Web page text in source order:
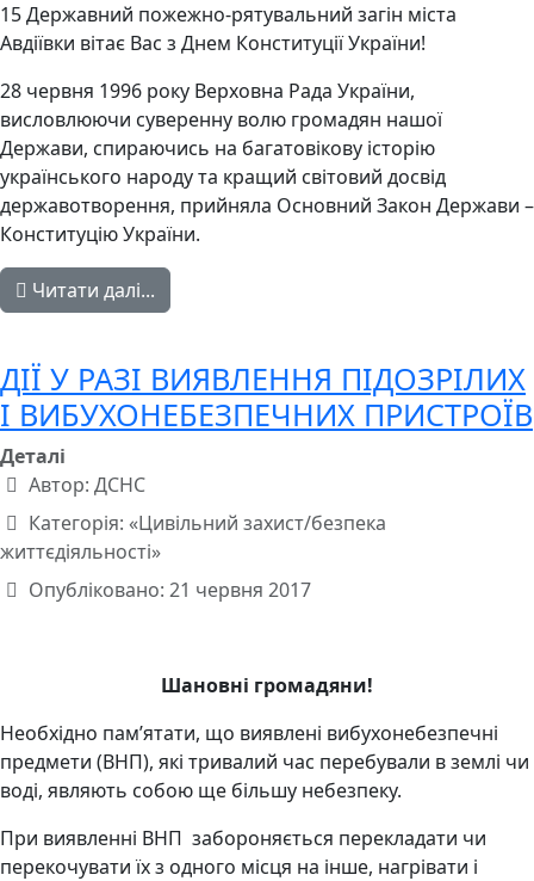
15 Державний пожежно-рятувальний загін міста
Авдіївки вітає Вас з Днем Конституції України!
28 червня 1996 року Верховна Рада України,
висловлюючи суверенну волю громадян нашої
Держави, спираючись на багатовікову історію
українського народу та кращий світовий досвід
державотворення, прийняла Основний Закон Держави –
Конституцію України.
Читати далі...
ДІЇ У РАЗІ ВИЯВЛЕННЯ ПІДОЗРІЛИХ
І ВИБУХОНЕБЕЗПЕЧНИХ ПРИСТРОЇВ
Деталі
Автор: ДСНС
Категорія: «Цивільний захист/безпека
життєдіяльності»
Опубліковано: 21 червня 2017
Шановні громадяни!
Необхідно пам’ятати, що виявлені вибухонебезпечні
предмети (ВНП), які тривалий час перебували в землі чи
воді, являють собою ще більшу небезпеку.
При виявленні ВНП забороняється перекладати чи
перекочувати їх з одного місця на інше, нагрівати і